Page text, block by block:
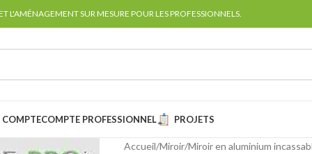
L'AMÉNAGEMENT SUR MESURE POUR LES PROFESSIONNELS.
COMPTE PROFESSIONNEL PROJETS
Accueil Miroir Miroir en aluminium